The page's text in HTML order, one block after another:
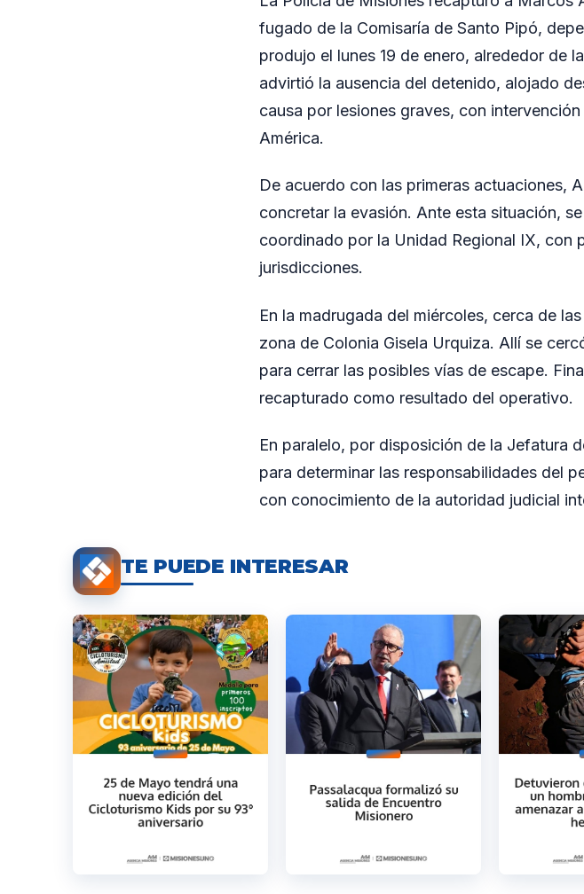
fugado de la Comisaría de Santo Pipó,
produjo el lunes 19 de enero, alrededor de
advirtió la ausencia del detenido, alojado
causa por lesiones graves, con
América.
De acuerdo con las primeras actuaciones,
concretar la evasión. Ante esta situación,
coordinado por la Unidad Regional IX,
jurisdicciones.
En la madrugada del miércoles, cerca de
zona de Colonia Gisela Urquiza. Allí se
para cerrar las posibles vías de escape.
recapturado como resultado del operativo.
En paralelo, por disposición de la Jefatura
para determinar las responsabilidades del
con conocimiento de la autoridad judicial
TE PUEDE INTERESAR